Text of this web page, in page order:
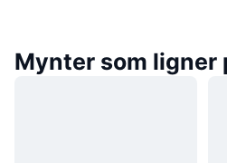
Mynter som ligner